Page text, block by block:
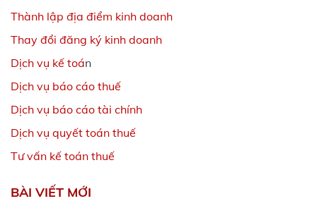
Thành lập địa điểm kinh doanh
Thay đổi đăng ký kinh doanh
Dịch vụ kế toán
Dịch vụ báo cáo thuế
Dịch vụ báo cáo tài chính
Dịch vụ quyết toán thuế
Tư vấn kế toán thuế
BÀI VIẾT MỚI